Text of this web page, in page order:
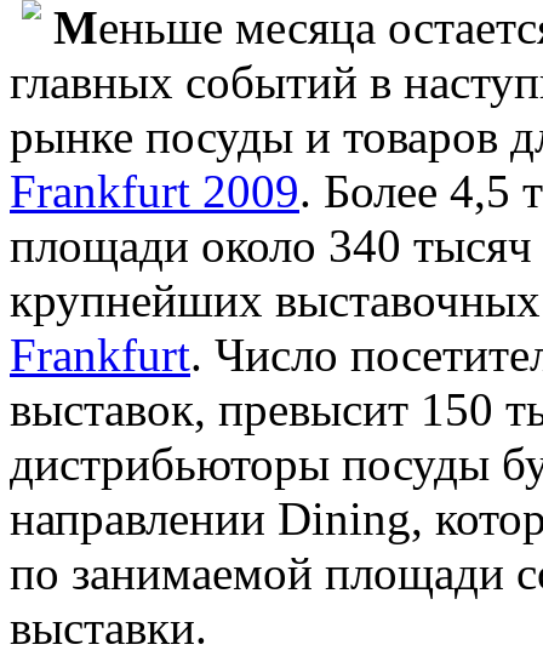
Меньше месяца
главных событий в
рынке посуды и товаров
Frankfurt 2009. Более 4,5
площади около 340 тысяч
крупнейших
Frankfurt. Число
выставок, превысит 150
дистрибьюторы посуды
направлении Dining,
по занимаемой площади
выставки.